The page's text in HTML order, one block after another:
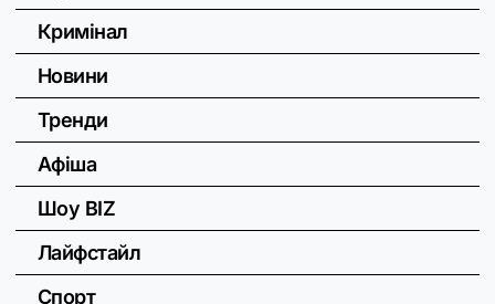
Кримінал
Новини
Тренди
Афіша
Шоу BIZ
Лайфстайл
Спорт